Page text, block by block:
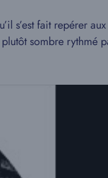
s’est fait repérer
sombre rythmé